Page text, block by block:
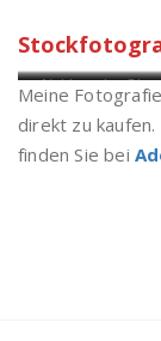
Nabburg im
Meine
direkt zu
finden Sie bei